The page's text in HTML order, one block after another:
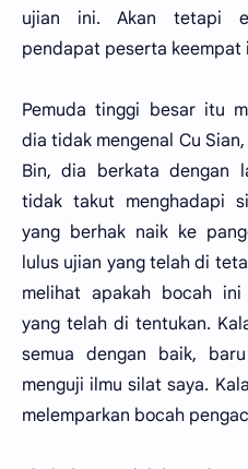
ujian ini. Akan tetapi
pendapat peserta keempat
Pemuda tinggi besar itu
dia tidak mengenal Cu
Bin, dia berkata dengan
tidak takut menghadapi
yang berhak naik ke
lulus ujian yang telah di
melihat apakah bocah ini
yang telah di tentukan.
semua dengan baik,
menguji ilmu silat saya.
melemparkan bocah